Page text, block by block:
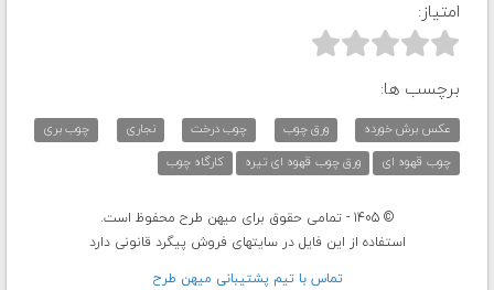
امتیاز:



برچسب ها:
عکس برش خورده ورق چوب چوب درخت نجاری
چوب بری
چوب قهوه ای
ورق چوب قهوه ای تیره کارگاه چوب
© 1405 - تمامی حقوق برای میهن طرح محفوظ است.
استفاده از این فایل در سایتهای فروش پیگرد قانونی دارد
تماس با تيم پشتيبانی ميهن طرح